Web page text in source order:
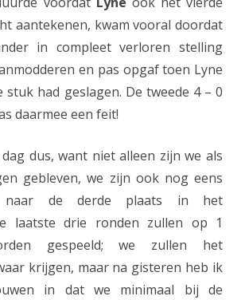
aantekenen, kwam vooral doordat
in compleet verloren stelling
en pas opgaf toen Lyne
had geslagen. De tweede 4 – 0
daarmee een feit!
dus, want niet alleen zijn we als
gebleven, we zijn ook nog eens
naar de derde plaats in het
laatste drie ronden zullen op 1
gespeeld; we zullen het
krijgen, maar na gisteren heb ik
in dat we minimaal bij de